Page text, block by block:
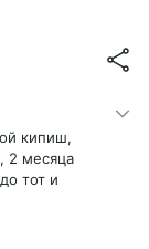
кипиш,
2 месяца
тот и